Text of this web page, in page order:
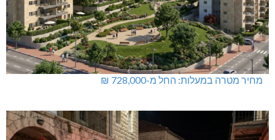
מחיר מטרה במעלות: החל מ-728,000 ₪